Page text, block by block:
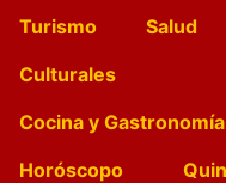
Turismo
Salud
Culturales
Cocina y Gastronomía
Horóscopo